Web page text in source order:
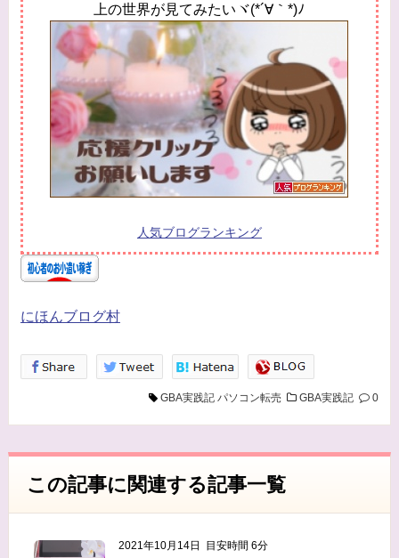
個人情報の定義
個人情報とは、個人に関する情報であり、氏名、
生年月日、性別、電話番号、
電子メールアドレス、職業、勤務先等、特定の個
人を識別し得る情報をいいます。
個人情報の収集・利用
当方は、以下の目的のため、その範囲内において
よる個人情報の収集・利用は、お客様の自発的な
提供によるものであり、お客様が個人情報を提供
された場合は、当方が本方針に則って個人情報を
利用することをお客様が許諾したものとします。
要な業務
・新商品の案内などお客様に有益かつ必要と思わ
サービス向上のための意見収集
・各種のお問い合わせ対応
個人情報の第三者提供
上の世界が見てみたいヾ(*´∀｀*)ﾉ
人気ブログランキング
にほんブログ村
GBA実践記 パソコン転売 GBA実践記 0
この記事に関連する記事一覧
2021年10月14日 目安時間 6分